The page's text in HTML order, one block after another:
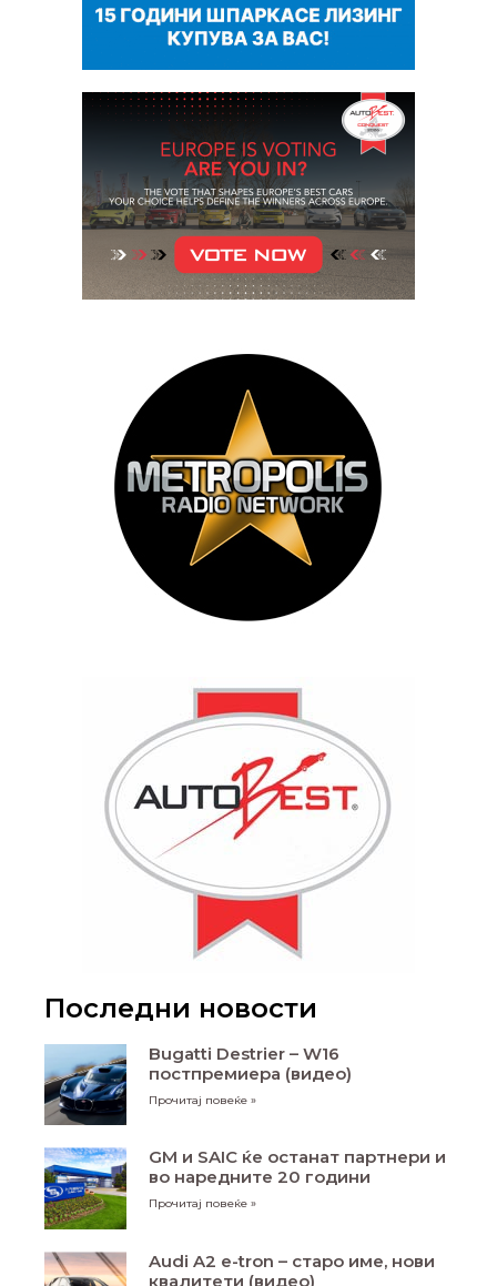
Последни новости
Bugatti Destrier – W16
постпремиера (видео)
Прочитај повеќе »
GM и SAIC ќе останат партнери и
во наредните 20 години
Прочитај повеќе »
Audi A2 e-tron – старо име, нови
квалитети (видео)